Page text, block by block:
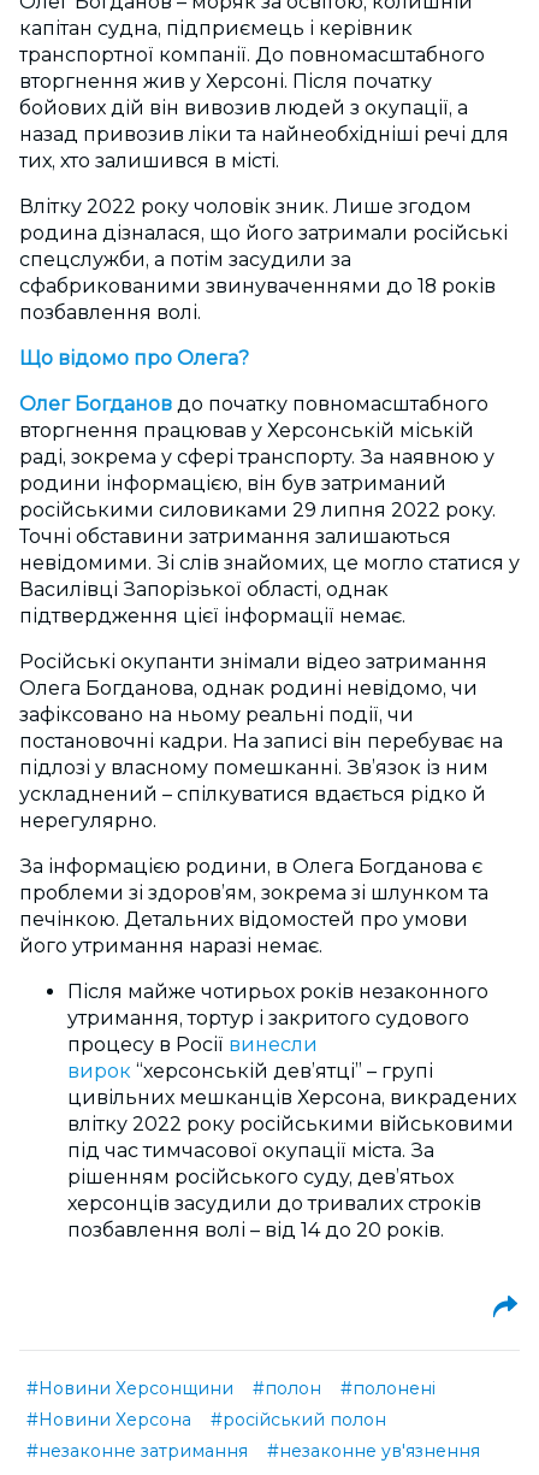
капітан судна, підприємець і керівник
транспортної компанії. До повномасштабного
вторгнення жив у Херсоні. Після початку
бойових дій він вивозив людей з окупації, а
назад привозив ліки та найнеобхідніші речі для
тих, хто залишився в місті.
Влітку 2022 року чоловік зник. Лише згодом
родина дізналася, що його затримали російські
спецслужби, а потім засудили за
сфабрикованими звинуваченнями до 18 років
позбавлення волі.
Що відомо про Олега?
Олег Богданов до початку повномасштабного
вторгнення працював у Херсонській міській
раді, зокрема у сфері транспорту. За наявною у
родини інформацією, він був затриманий
російськими силовиками 29 липня 2022 року.
Точні обставини затримання залишаються
невідомими. Зі слів знайомих, це могло статися у
Василівці Запорізької області, однак
підтвердження цієї інформації немає.
Російські окупанти знімали відео затримання
Олега Богданова, однак родині невідомо, чи
зафіксовано на ньому реальні події, чи
постановочні кадри. На записі він перебуває на
підлозі у власному помешканні. Зв’язок із ним
ускладнений – спілкуватися вдається рідко й
нерегулярно.
За інформацією родини, в Олега Богданова є
проблеми зі здоров’ям, зокрема зі шлунком та
печінкою. Детальних відомостей про умови
його утримання наразі немає.
Після майже чотирьох років незаконного
утримання, тортур і закритого судового
процесу в Росії винесли
вирок “херсонській дев’ятці” – групі
цивільних мешканців Херсона, викрадених
влітку 2022 року російськими військовими
під час тимчасової окупації міста. За
рішенням російського суду, дев’ятьох
херсонців засудили до тривалих строків
позбавлення волі – від 14 до 20 років.
#Новини Херсонщини #полон
#полонені
#Новини Херсона
#російський полон
#незаконне затримання
#незаконне ув'язнення